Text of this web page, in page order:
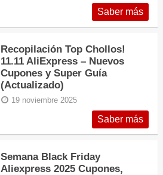
Saber más
Recopilación Top Chollos!
11.11 AliExpress – Nuevos
Cupones y Super Guía
(Actualizado)
19 noviembre 2025
Saber más
Semana Black Friday
Aliexpress 2025 Cupones,